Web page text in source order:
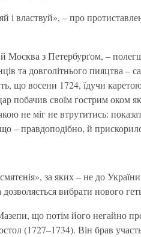
і властвуй», – про
Москва з Петербурґом, –
та довголітнього пияцтва –
що восени 1724, їдучи
побачив своїм гострим оком
не міг не втрутитись:
– правдоподібно, й
за яких – не до
дозволяється вибрати нового
що потім його негайно
(1727–1734). Він брав